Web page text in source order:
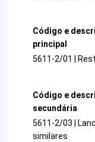
Código e
principal
5611-2/01 |
Código e
secundária
5611-2/03 |
similares